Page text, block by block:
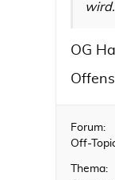
wird.
OG
Forum:
Off-
Thema: